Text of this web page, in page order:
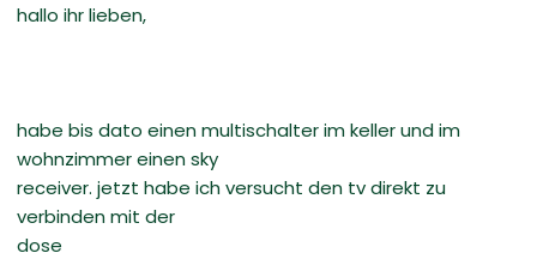
hallo ihr lieben,
habe bis dato einen multischalter im keller und im
wohnzimmer einen sky
receiver. jetzt habe ich versucht den tv direkt zu
verbinden mit der
dose